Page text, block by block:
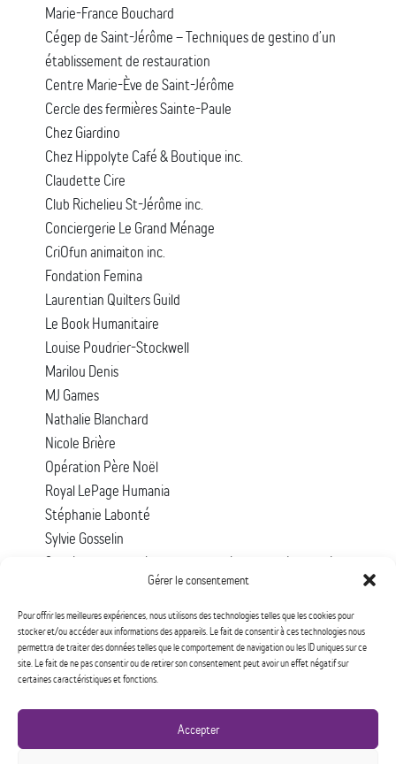
Gérer le consentement
Pour offrir les meilleures expériences, nous utilisons des technologies telles que les cookies pour
stocker et/ou accéder aux informations des appareils. Le fait de consentir à ces technologies nous
permettra de traiter des données telles que le comportement de navigation ou les ID uniques sur ce
site. Le fait de ne pas consentir ou de retirer son consentement peut avoir un effet négatif sur
certaines caractéristiques et fonctions.
Accepter
Marie-France Bouchard
Cégep de Saint-Jérôme – Techniques de gestino d’un
établissement de restauration
Centre Marie-Ève de Saint-Jérôme
Cercle des fermières Sainte-Paule
Chez Giardino
Chez Hippolyte Café & Boutique inc.
Claudette Cire
Club Richelieu St-Jérôme inc.
Conciergerie Le Grand Ménage
CriOfun animaiton inc.
Fondation Femina
Laurentian Quilters Guild
Le Book Humanitaire
Louise Poudrier-Stockwell
Marilou Denis
MJ Games
Nathalie Blanchard
Nicole Brière
Opération Père Noël
Royal LePage Humania
Stéphanie Labonté
Sylvie Gosselin
Syndicat des travailleuses et travailleurs des Laurentides en
santé et services sociaux – CSN – Comité de la condition
féminine
Tina Fouaz-Ducan
Valora Association
Vide ta sacoche
Village des valeurs
Yves Poirier